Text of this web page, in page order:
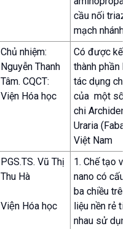
cầu nối
mạch nhánh.
Chủ nhiệm:
Nguyễn Thanh
Tâm. CQCT:
Viện Hóa học
Có được kết
thành phần
tác dụng
của một số
chi
Uraria
Việt Nam
PGS.TS. Vũ Thị
Thu Hà
Viện Hóa học
1. Chế tạo
nano có cấu
ba chiều trên
liệu nền rẻ
nhau sử